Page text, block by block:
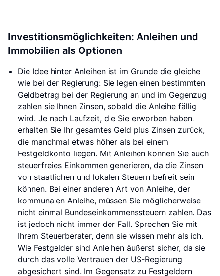
Investitionsmöglichkeiten: Anleihen und
Immobilien als Optionen
Die Idee hinter Anleihen ist im Grunde die gleiche
wie bei der Regierung: Sie legen einen bestimmten
Geldbetrag bei der Regierung an und im Gegenzug
zahlen sie Ihnen Zinsen, sobald die Anleihe fällig
wird. Je nach Laufzeit, die Sie erworben haben,
erhalten Sie Ihr gesamtes Geld plus Zinsen zurück,
die manchmal etwas höher als bei einem
Festgeldkonto liegen. Mit Anleihen können Sie auch
steuerfreies Einkommen generieren, da die Zinsen
von staatlichen und lokalen Steuern befreit sein
können. Bei einer anderen Art von Anleihe, der
kommunalen Anleihe, müssen Sie möglicherweise
nicht einmal Bundeseinkommenssteuern zahlen. Das
ist jedoch nicht immer der Fall. Sprechen Sie mit
Ihrem Steuerberater, denn sie wissen mehr als ich.
Wie Festgelder sind Anleihen äußerst sicher, da sie
durch das volle Vertrauen der US-Regierung
abgesichert sind. Im Gegensatz zu Festgeldern